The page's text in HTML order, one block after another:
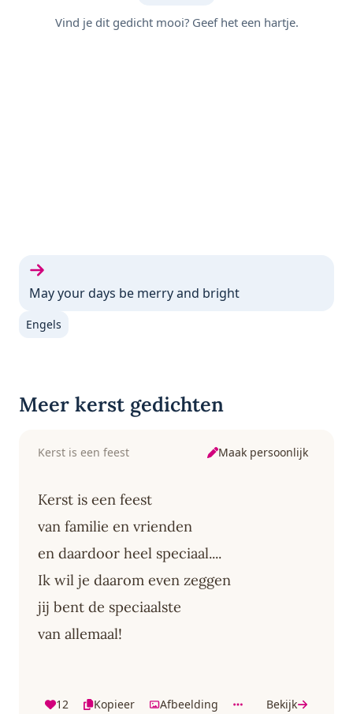
Vind je dit gedicht mooi? Geef het een hartje.
Volgende gedicht:
May your days be merry and bright
Engels
Meer kerst gedichten
Kerst is een feest Maak persoonlijk
Kerst is een feest
van familie en vrienden
en daardoor heel speciaal....
Ik wil je daarom even zeggen
jij bent de speciaalste
van allemaal!
12 Kopieer Afbeelding Bekijk